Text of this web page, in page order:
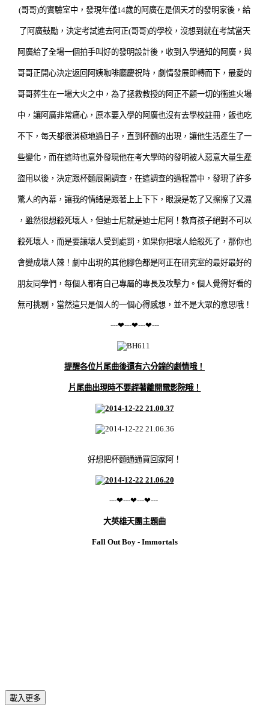
(哥哥)的實驗室中，發現年僅14歲的阿廣在是個天才的發明家後，給
了阿廣鼓勵，決定考試進去阿正(哥哥)的學校，沒想到就在考試當天
阿廣給了全場一個拍手叫好的發明設計後，收到入學通知的阿廣，與
哥哥正開心決定返回阿姨咖啡廳慶祝時， 劇情發展即轉而下，最愛的
哥哥葬生在一場大火之中，為了拯救教授的阿正不顧一切的衝進火場
中，讓阿廣非常痛心，原本要入學的阿廣也沒有去學校註冊，飯也吃
不下，每天都很消極地過日子，直到杯麵的出現，讓他生活產生了一
些變化，而在這時也意外發現他在考大學時的發明被人惡意大量生產
盜用以後，決定跟杯麵展開調查，在這調查的過程當中，發現了許多
驚人的內幕，讓我的情緒是跟著上上下下，眼淚是乾了又擦擦了又濕
，雖然很想殺死壞人，但迪士尼就是迪士尼阿！教育孩子絕對不可以
殺死壞人，而是要讓壞人受到處罰，如果你把壞人給殺死了，那你也
會變成壞人辣！劇中出現的其他腳色都是阿正在研究室的最好最好的
朋友同學們，每個人都有自己專屬的專長及攻擊力。個人覺得好看的
無可挑剔，當然這只是個人的一個心得感想，並不是大眾的意思哦！
---❤---❤---❤---
提醒各位片尾曲後還有六分鐘的劇情哦！
片尾曲出現時不要趕著離開電影院哦！
好想把杯麵通通買回家阿！
---❤---❤---❤---
大英雄天團主題曲
Fall Out Boy - Immortals
載入更多